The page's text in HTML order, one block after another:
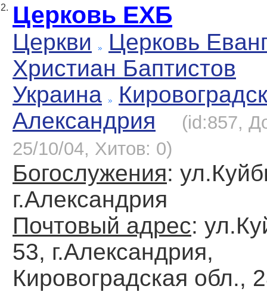
2. Церковь ЕХБ
Церкви
Церковь
Христиан Баптистов
Украина
Александрия
(id:857,
25/10/04, Хитов: 0)
Богослужения:
г.Александрия
Почтовый адрес:
53, г.Александрия,
Кировоградская обл.,